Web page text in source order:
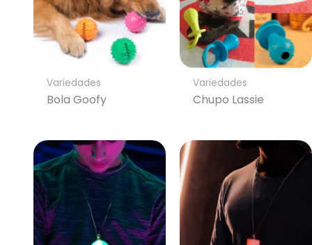
Variedades
Bola Goofy
Variedades
Chupo Lassie